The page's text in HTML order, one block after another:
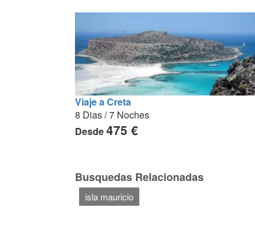
Viaje a Creta
8 Dias / 7 Noches
Desde475 €
Busquedas Relacionadas
isla mauricio